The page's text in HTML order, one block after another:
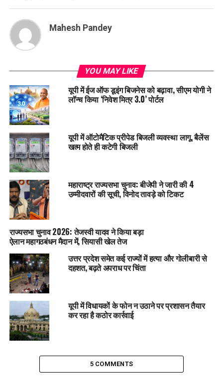
Mahesh Pandey
YOU MAY LIKE
यूपी में ईज ऑफ डूइंग बिजनेस को बढ़ावा, सीएम योगी ने
लॉन्च किया ‘निवेश मित्र 3.0’ पोर्टल
यूपी में ऑटोमैटिक प्रीपेड बिजली व्यवस्था लागू, बैलेंस
खत्म होते ही कटेगी बिजली
महाराष्ट्र राज्यसभा चुनाव: बीजेपी ने जारी की 4
उम्मीदवारों की सूची, विनोद तावड़े को टिकट
राज्यसभा चुनाव 2026: तेजस्वी यादव ने किया बड़ा
ऐलान महागठबंधन मैदान में, सियासी खेल तेज
उत्तर प्रदेश समेत कई राज्यों में हत्या और गोलीबारी से
दहशत, बढ़ते अपराध पर चिंता
यूपी में विधायकों के फोन न उठाने पर प्रशासन तैयार
कर रहा है कठोर कार्रवाई
5 COMMENTS